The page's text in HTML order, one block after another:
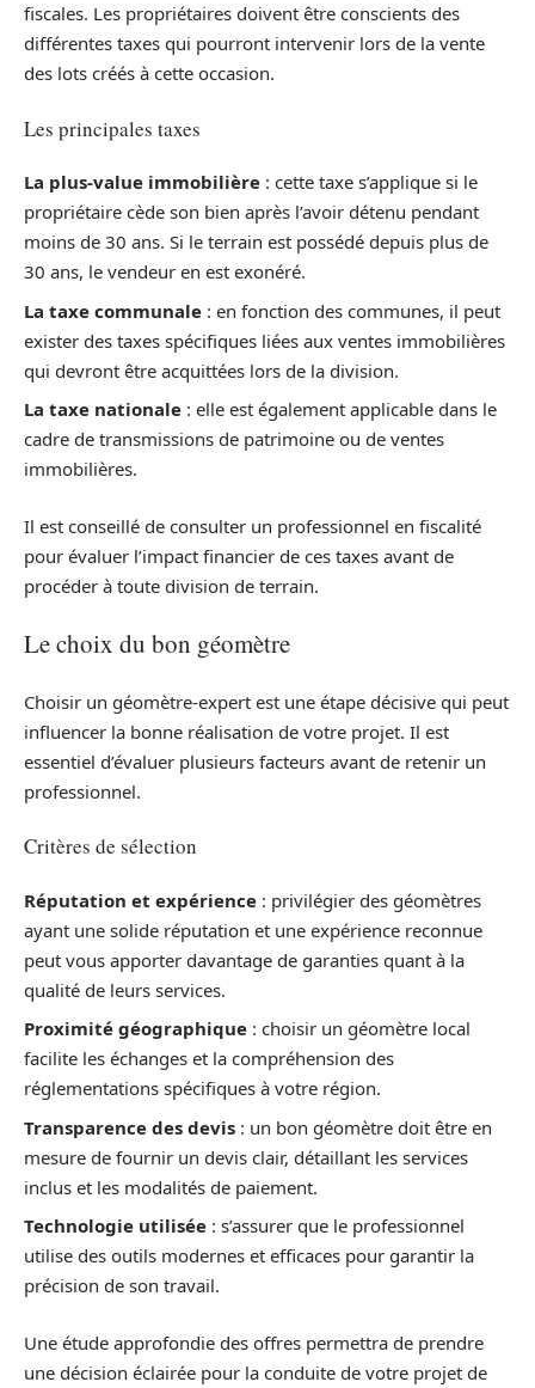
fiscales. Les propriétaires doivent être conscients des
différentes taxes qui pourront intervenir lors de la vente
des lots créés à cette occasion.
Les principales taxes
La plus-value immobilière : cette taxe s’applique si le
propriétaire cède son bien après l’avoir détenu pendant
moins de 30 ans. Si le terrain est possédé depuis plus de
30 ans, le vendeur en est exonéré.
La taxe communale : en fonction des communes, il peut
exister des taxes spécifiques liées aux ventes immobilières
qui devront être acquittées lors de la division.
La taxe nationale : elle est également applicable dans le
cadre de transmissions de patrimoine ou de ventes
immobilières.
Il est conseillé de consulter un professionnel en fiscalité
pour évaluer l’impact financier de ces taxes avant de
procéder à toute division de terrain.
Le choix du bon géomètre
Choisir un géomètre-expert est une étape décisive qui peut
influencer la bonne réalisation de votre projet. Il est
essentiel d’évaluer plusieurs facteurs avant de retenir un
professionnel.
Critères de sélection
Réputation et expérience : privilégier des géomètres
ayant une solide réputation et une expérience reconnue
peut vous apporter davantage de garanties quant à la
qualité de leurs services.
Proximité géographique : choisir un géomètre local
facilite les échanges et la compréhension des
réglementations spécifiques à votre région.
Transparence des devis : un bon géomètre doit être en
mesure de fournir un devis clair, détaillant les services
inclus et les modalités de paiement.
Technologie utilisée : s’assurer que le professionnel
utilise des outils modernes et efficaces pour garantir la
précision de son travail.
Une étude approfondie des offres permettra de prendre
une décision éclairée pour la conduite de votre projet de